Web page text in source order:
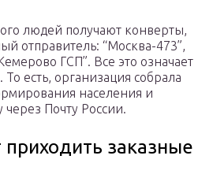
людей получают конверты,
отправитель: “Москва-473”,
ГСП”. Все это означает
То есть, организация собрала
населения и
через Почту России.
приходить заказные